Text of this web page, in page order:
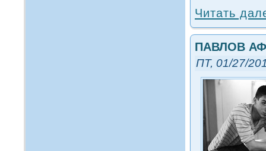
Читать
ПАВЛОВ
ПТ, 01/27/